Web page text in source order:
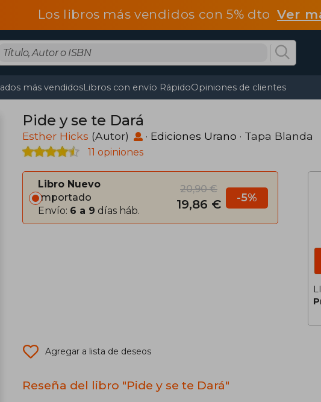
Los libros más vendidos con 5% dtoVer
más vendidosLibros con envío RápidoOpiniones de clientes
Pide y se te Dará
Esther Hicks (Autor) · Ediciones Urano · Tapa Blanda
11 opiniones
Libro Nuevo
Importado
Envío: 6 a 9 días háb.
20,90 €
19,86 € -5%
Agregar a lista de deseos
Reseña del libro "Pide y se te Dará"